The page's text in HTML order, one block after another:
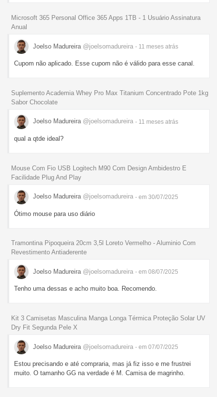
Microsoft 365 Personal Office 365 Apps 1TB - 1 Usuário Assinatura
Anual
Joelso Madureira @joelsomadureira - 11 meses atrás
Cupom não aplicado. Esse cupom não é válido para esse canal.
Suplemento Academia Whey Pro Max Titanium Concentrado Pote 1kg
Sabor Chocolate
Joelso Madureira @joelsomadureira - 11 meses atrás
qual a qtde ideal?
Mouse Com Fio USB Logitech M90 Com Design Ambidestro E
Facilidade Plug And Play
Joelso Madureira @joelsomadureira - em 30/07/2025
Ótimo mouse para uso diário
Tramontina Pipoqueira 20cm 3,5l Loreto Vermelho - Aluminio Com
Revestimento Antiaderente
Joelso Madureira @joelsomadureira - em 08/07/2025
Tenho uma dessas e acho muito boa. Recomendo.
Kit 3 Camisetas Masculina Manga Longa Térmica Proteção Solar UV
Dry Fit Segunda Pele X
Joelso Madureira @joelsomadureira - em 07/07/2025
Estou precisando e até compraria, mas já fiz isso e me frustrei
muito. O tamanho GG na verdade é M. Camisa de magrinho.